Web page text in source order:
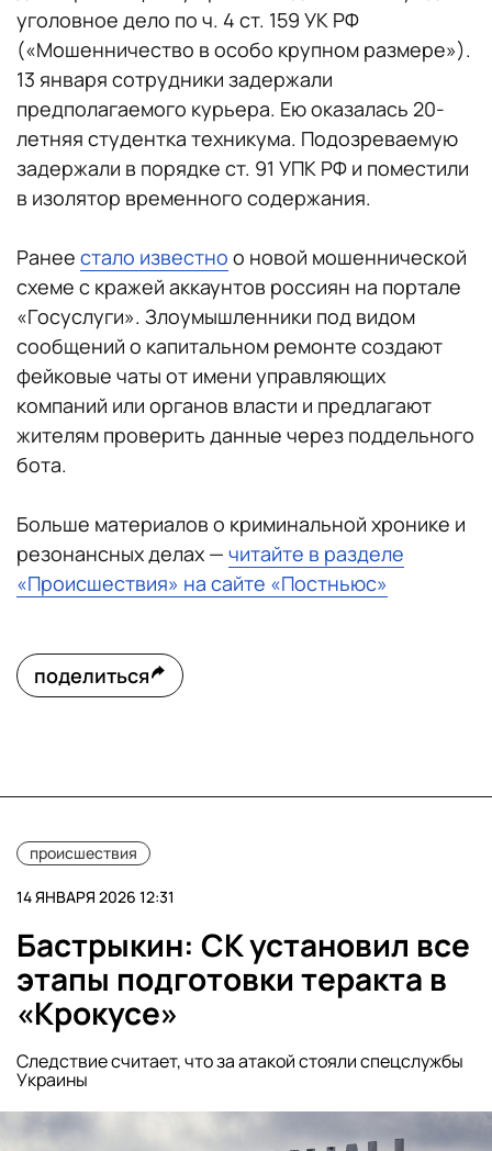
уголовное дело по ч. 4 ст. 159 УК РФ
(«Мошенничество в особо крупном размере»).
13 января сотрудники задержали
предполагаемого курьера. Ею оказалась 20-
летняя студентка техникума. Подозреваемую
задержали в порядке ст. 91 УПК РФ и поместили
в изолятор временного содержания.
Ранее стало известно о новой мошеннической
схеме с кражей аккаунтов россиян на портале
«Госуслуги». Злоумышленники под видом
сообщений о капитальном ремонте создают
фейковые чаты от имени управляющих
компаний или органов власти и предлагают
жителям проверить данные через поддельного
бота.
Больше материалов о криминальной хронике и
резонансных делах — читайте в разделе
«Происшествия» на сайте «Постньюс»
поделиться
происшествия
14 ЯНВАРЯ 2026 12:31
Бастрыкин: СК установил все
этапы подготовки теракта в
«Крокусе»
Следствие считает, что за атакой стояли спецслужбы
Украины